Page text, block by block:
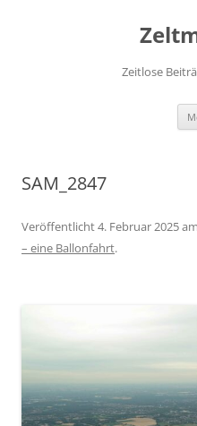
Zeitlose
SAM_2847
Veröffentlicht4. Februar 2025am
– eine Ballonfahrt.